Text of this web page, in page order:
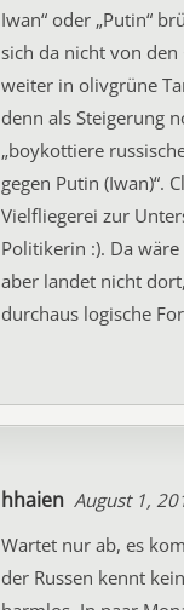
Iwan“ oder „Putin“
sich da nicht von
weiter in olivgrüne
denn als Steigerung
„boykottiere
gegen Putin (Iwan)“.
Vielfliegerei zur
Politikerin :). Da
aber landet nicht
durchaus logische
hhaien August 1,
Wartet nur ab, es
der Russen kennt